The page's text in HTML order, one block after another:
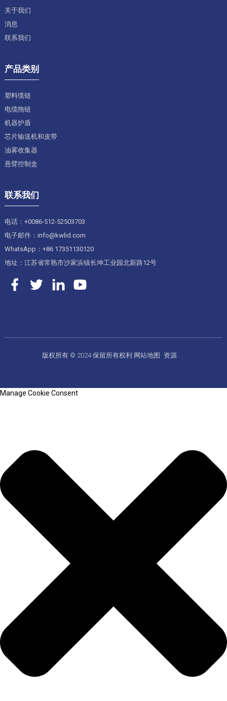
关于我们
消息
联系我们
产品类别
塑料缆链
电缆拖链
机器护盾
芯片输送机和皮带
油雾收集器
悬臂控制盒
联系我们
电话：+0086-512-52503703
电子邮件：info@kwlid.com
WhatsApp：+86 17351130120
地址：江苏省常熟市沙家浜镇长坤工业园北新路12号
版权所有 © 2024 保留所有权利 网站地图 资源
Manage Cookie Consent